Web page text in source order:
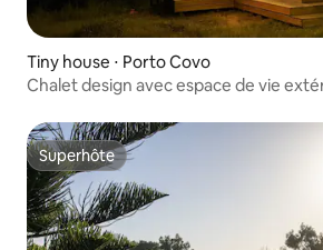
Tiny house ⋅ Porto Covo
Chalet design avec espace de vie
Superhôte
Superhôte